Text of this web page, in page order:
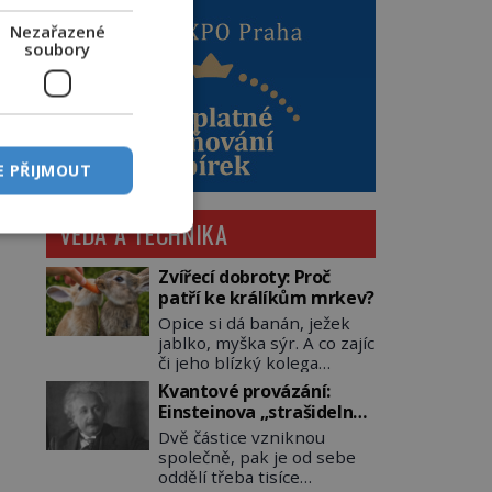
VĚDA A TECHNIKA
Zvířecí dobroty: Proč
patří ke králíkům mrkev?
Opice si dá banán, ježek
jablko, myška sýr. A co zajíc
či jeho blízký kolega
králík? Ti si samozřejmě
pochutnají na mrkvi! Proč
jsou podobné představy o
potravě zvířat často spíš
mýty? Pokud máte doma
králíka, mrkev mu dát
Kvantové provázání:
Einsteinova „strašidelná
akce na dálku“ dál mate i
fascinuje vědce
Dvě částice vzniknou
společně, pak je od sebe
oddělí třeba tisíce
Nezařazené
soubory
PŘIJMOUT